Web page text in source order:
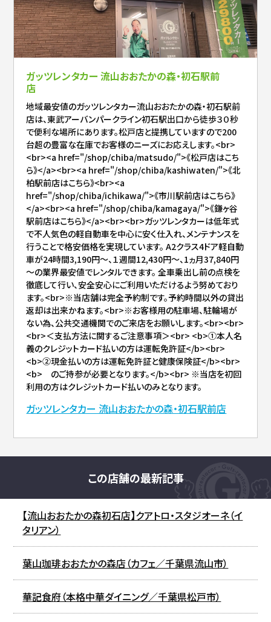
ガッツレンタカー 流山おおたかの森・初石駅前
店
地域最安値のガッツレンタカー流山おおたかの森・初石駅前
店は、東武アーバンパークライン初石駅出口から徒歩３０秒
で便利な場所にあります。松戸店と提携していますので200
台超の豊富な在庫でお客様のニーズにお応えします。<br>
<br><a href="/shop/chiba/matsudo/">《松戸店はこち
ら》</a><br><a href="/shop/chiba/kashiwaten/">《北
柏駅前店はこちら》<br><a
href="/shop/chiba/ichikawa/">《市川駅前店はこちら》
</a><br><a href="/shop/chiba/kamagaya/">《鎌ヶ谷
駅前店はこちら》</a><br><br>ガッツレンタカーは低年式
で不人気色の軽自動車を中心に安く仕入れ、メンテナンスを
行うことで格安価格を実現しています。 A2クラス4ドア軽自動
車が24時間3,190円～、１週間12,430円～、1ヵ月37,840円
～の業界最安値でレンタルできます。 全車乗出し前の点検を
徹底して行い、安全安心にご利用いただけるよう努めており
ます。<br>※当店舗は完全予約制です。予約時間以外の貸出
返却は出来かねます。<br>※お客様用の駐車場、駐輪場が
ない為、公共交通機関でのご来店をお願いします。<br><br>
<br>＜支払方法に関するご注意事項＞<br> <b>①本人名
義のクレジットカード払いの方は運転免許証</b><br>
<b>②現金払いの方は運転免許証と健康保険証</b><br>
<b> のご持参が必要となります。</b><br> ※当店を初回
利用の方はクレジットカード払いのみとなります。
ガッツレンタカー 流山おおたかの森・初石駅前店
この店舗の最新記事
【流山おおたかの森初石店】クアトロ・スタジオーネ（イ
タリアン）
葉山珈琲おおたかの森店（カフェ／千葉県流山市）
華記食府（本格中華ダイニング／千葉県松戸市）